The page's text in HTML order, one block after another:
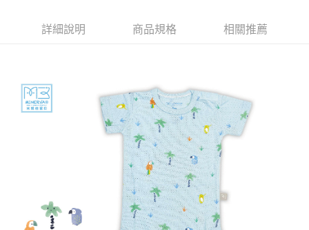
每筆NT$100，滿NT$1,000(含以上)免運費
詳細說明 商品規格 相關推薦